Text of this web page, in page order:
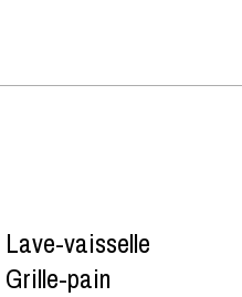
Lave-vaisselle
Grille-pain